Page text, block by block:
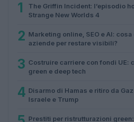
1
The Griffin Incident: l’episodio
Strange New Worlds 4
2 Marketing online, SEO e AI:
aziende per restare visibili?
3 Costruire carriere con fondi UE:
green e deep tech
4 Disarmo di Hamas e ritiro da
Israele e Trump
Prestiti per ristrutturazioni